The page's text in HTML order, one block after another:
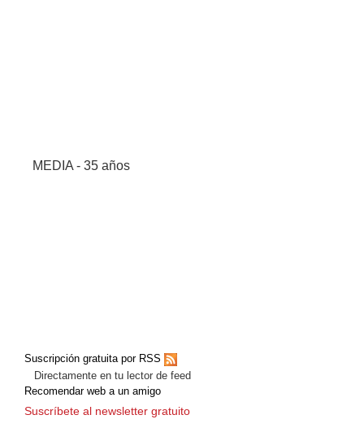
MEDIA - 35 años
Suscripción gratuita por RSS
Directamente en tu lector de feed
Recomendar web a un amigo
Suscríbete al newsletter gratuito